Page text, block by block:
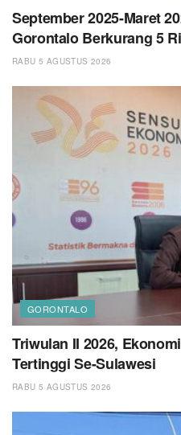
September 2025-Maret
Gorontalo Berkurang 5
RABU 5 AGUSTUS 2026
GORONTALO
Triwulan II 2026,
Tertinggi Se-Sulawesi
RABU 5 AGUSTUS 2026